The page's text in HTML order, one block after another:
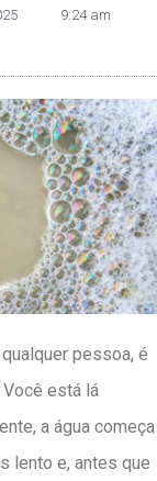
9:24 am
pessoa, é
Você está lá
a água começa
lento e, antes que